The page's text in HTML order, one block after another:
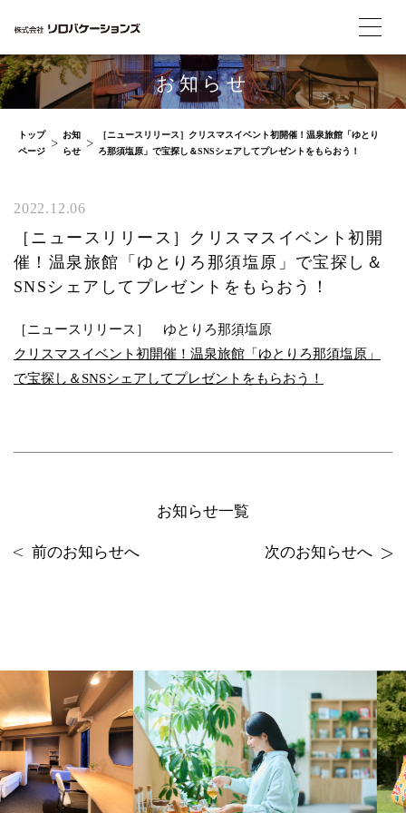
お知らせ
トップ
ページ
お知
らせ
［ニュースリリース］クリスマスイベント初開催！温泉旅館「ゆとり
ろ那須塩原」で宝探し＆SNSシェアしてプレゼントをもらおう！
2022.12.06
［ニュースリリース］クリスマスイベント初開
催！温泉旅館「ゆとりろ那須塩原」で宝探し＆
SNSシェアしてプレゼントをもらおう！
［ニュースリリース］ ゆとりろ那須塩原
クリスマスイベント初開催！温泉旅館「ゆとりろ那須塩原」
で宝探し＆SNSシェアしてプレゼントをもらおう！
前のお知らせへ
お知らせ一覧
次のお知らせへ